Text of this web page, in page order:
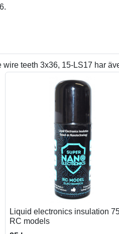
teeth 3x36, 15-LS17 har
Liquid electronics insulation
RC models